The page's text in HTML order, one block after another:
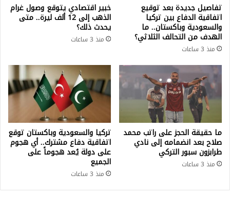
تفاصيل جديدة بعد توقيع
اتفاقية الدفاع بين تركيا
والسعودية وباكستان.. ما
الهدف من التحالف الثلاثي؟
منذ 3 ساعات
خبير اقتصادي يتوقع وصول غرام
الذهب إلى 12 ألف ليرة.. متى
يحدث ذلك؟
منذ 3 ساعات
ما حقيقة الحجز على راتب محمد
صلاح بعد انضمامه إلى نادي
طرابزون سبور التركي
منذ 3 ساعات
تركيا والسعودية وباكستان توقع
اتفاقية دفاع مشترك.. أي هجوم
على دولة يُعد هجوماً على
الجميع
منذ 3 ساعات